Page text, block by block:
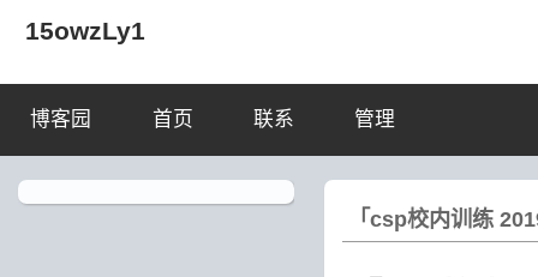
15owzLy1
博客园 首页 联系 管理
「csp校内训练